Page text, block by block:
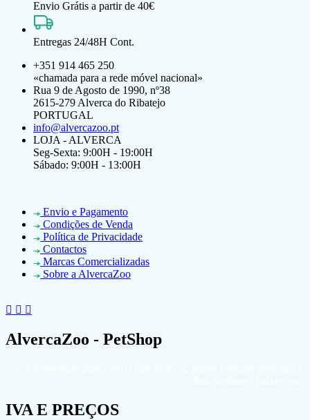
Envio Grátis a partir de 40€
Entregas 24/48H Cont.
+351 914 465 250
«chamada para a rede móvel nacional»
Rua 9 de Agosto de 1990, nº38
2615-279 Alverca do Ribatejo
PORTUGAL
info@alvercazoo.pt
LOJA - ALVERCA
Seg-Sexta: 9:00H - 19:00H
Sábado: 9:00H - 13:00H
Envio e Pagamento
Condições de Venda
Política de Privacidade
Contactos
Marcas Comercializadas
Sobre a AlvercaZoo
AlvercaZoo - PetShop
IVA E PREÇOS